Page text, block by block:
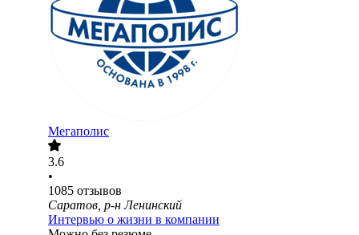
Мегаполис
3.6
•
1085 отзывов
Саратов, р-н Ленинский
Интервью о жизни в компании